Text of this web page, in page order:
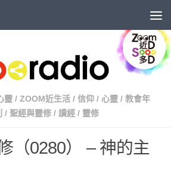
靈 / ZOOM近生活 / 信仰 / 心靈 / 教會年
/ 聖經與靈修 / 讀經 / 靈修
（0280） – 神的主